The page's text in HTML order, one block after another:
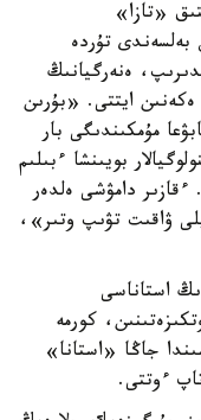
«تازا»
بەلسەندى تۇردە
ەنەرگيانىڭ
ەكەنىن ايتتى. «بۇرىن
مۇمكىندىگى بار
بويىنشا ءبىلىم
ءقازىر دامۋشى ەلدەر
ۋاقىت تۋىپ وتىر»،
استاناسى
وتكىزەتىنىن، كورمە
جاڭا «استانا»
ءوتتى.